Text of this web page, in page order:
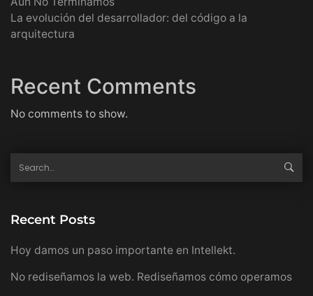
La evolución del desarrollador: del código a la
arquitectura
Recent Comments
No comments to show.
Recent Posts
Hoy damos un paso importante en Intellekt.
No rediseñamos la web. Rediseñamos cómo operamos